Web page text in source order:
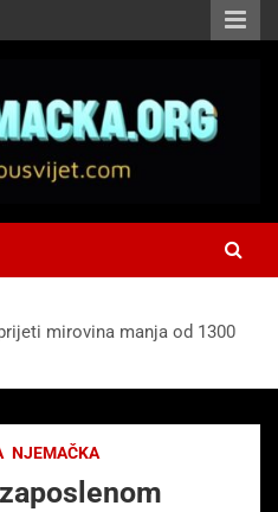
mirovina manja od 1300
NJEMAČKA